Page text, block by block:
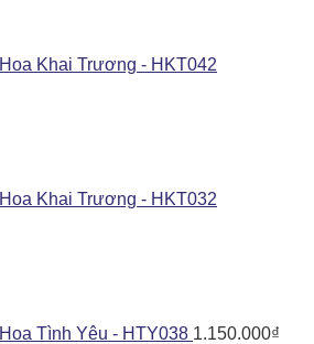
Hoa Khai Trương - HKT042
Hoa Khai Trương - HKT032
Hoa Tình Yêu - HTY038 1.150.000₫